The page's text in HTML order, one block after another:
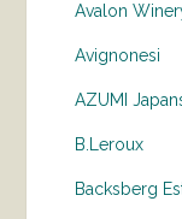
Avalon
Avignonesi
AZUMI
B.Leroux
Backsberg